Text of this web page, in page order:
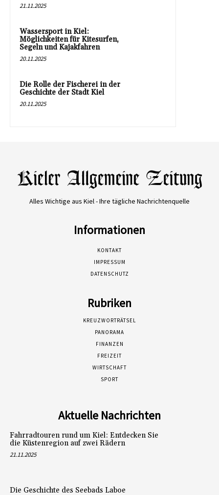
21.11.2025
Wassersport in Kiel:
Möglichkeiten für Kitesurfen,
Segeln und Kajakfahren
20.11.2025
Die Rolle der Fischerei in der
Geschichte der Stadt Kiel
20.11.2025
Alles Wichtige aus Kiel - Ihre tägliche Nachrichtenquelle
Informationen
KONTAKT
IMPRESSUM
DATENSCHUTZ
Rubriken
KREUZWORTRÄTSEL
PANORAMA
FINANZEN
FREIZEIT
WIRTSCHAFT
SPORT
Aktuelle Nachrichten
Fahrradtouren rund um Kiel: Entdecken Sie
die Küstenregion auf zwei Rädern
21.11.2025
Die Geschichte des Seebads Laboe